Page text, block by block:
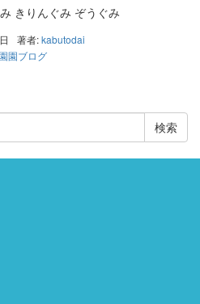
きりんぐみ ぞうぐみ
著者:kabutodai
園ブログ